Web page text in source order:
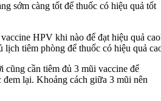
sớm càng tốt để thuốc có hiệu quả tốt
lịch tiêm phòng để thuốc có hiệu quả
cần tiêm đủ 3 mũi vaccine để
đem lại. Khoảng cách giữa 3 mũi nên